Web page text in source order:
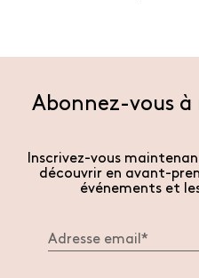
Abonnez-vous
Inscrivez-vous
découvrir en avant-
événements et